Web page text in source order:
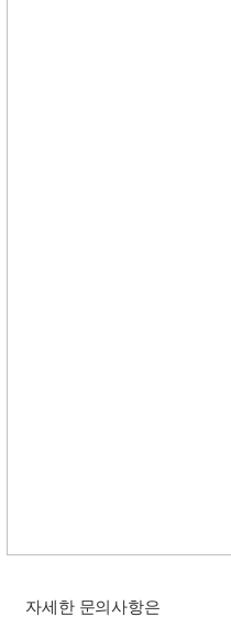
자세한 문의사항은